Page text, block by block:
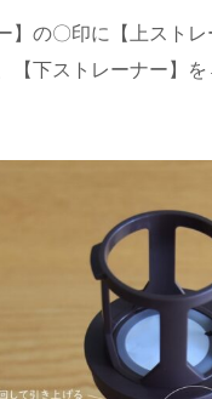
】の〇印に【上スト
【下ストレーナー】